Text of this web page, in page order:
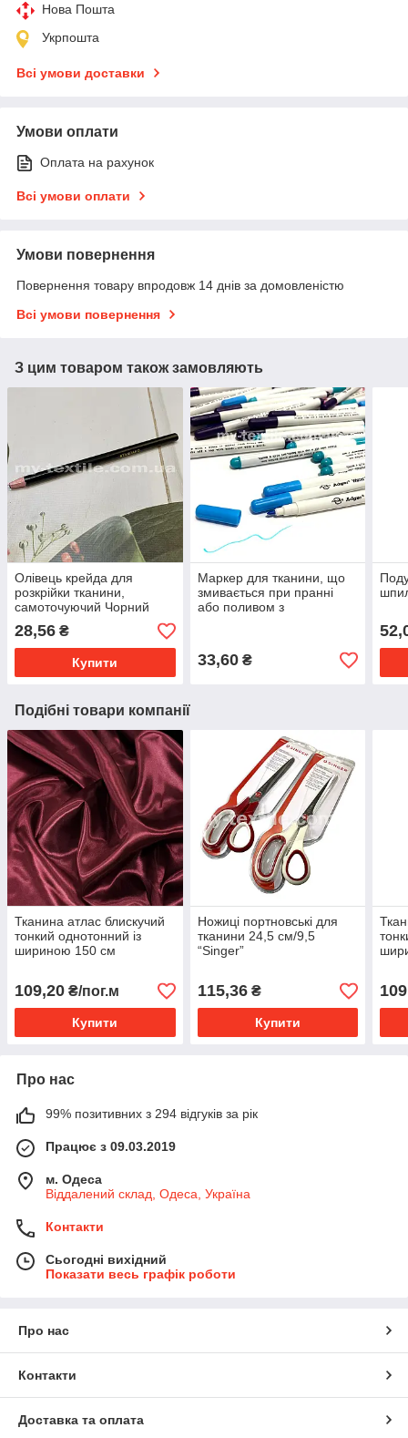
Нова Пошта
Укрпошта
Всі умови доставки
Умови оплати
Оплата на рахунок
Всі умови оплати
Умови повернення
Повернення товару впродовж 14 днів за домовленістю
Всі умови повернення
З цим товаром також замовляють
Олівець крейда для
розкрійки тканини,
самоточуючий Чорний
28,56 ₴
Купити
Маркер для тканини, що
змивається при пранні
або поливом з
33,60₴
Подібні товари компанії
Тканина атлас блискучий
тонкий однотонний із
шириною 150 см
109,20 ₴/пог.м
Купити
Ножиці портновські для
тканини 24,5 см/9,5
“Singer”
115,36₴
Купити
Про нас
99% позитивних з 294 відгуків за рік
Працює з 09.03.2019
м. Одеса
Віддалений склад, Одеса, Україна
Контакти
Сьогодні вихідний
Показати весь графік роботи
Про нас
Контакти
Доставка та оплата